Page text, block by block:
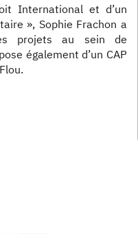
International et d’un
», Sophie Frachon a
projets au sein de
également d’un CAP